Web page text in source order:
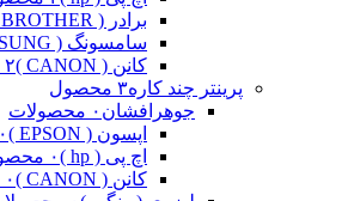
برادر ( BROTHER )
سامسونگ ( SAMSUNG )
کانن ( CANON )
۲ محصول
پرینتر چند کاره۳ محصول
جوهرافشان ۰ محصولات
اپسون ( EPSON )
۰ محصولات
اچ پی ( hp )
۰ محصولات
کانن ( CANON )
۰ محصولات